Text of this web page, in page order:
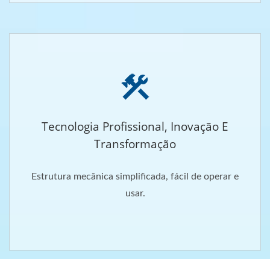
Tecnologia Profissional, Inovação E
Transformação
Estrutura mecânica simplificada, fácil de operar e
usar.